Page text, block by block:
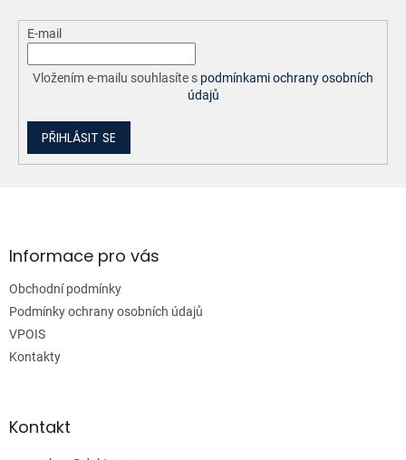
i
E-mail
Vložením e-mailu souhlasíte s podmínkami ochrany osobních
údajů
PŘIHLÁSIT SE
aInformace pro vás
Obchodní podmínky
Podmínky ochrany osobních údajů
VPOIS
Kontakty
Kontakt